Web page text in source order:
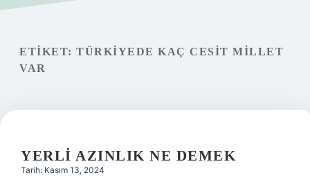
Gizlilik
Yasal Uyarı
ETIKET: TÜRKIYEDE KAÇ CESIT MILLET
VAR
YERLI AZINLIK NE DEMEK
Tarih: Kasım 13, 2024